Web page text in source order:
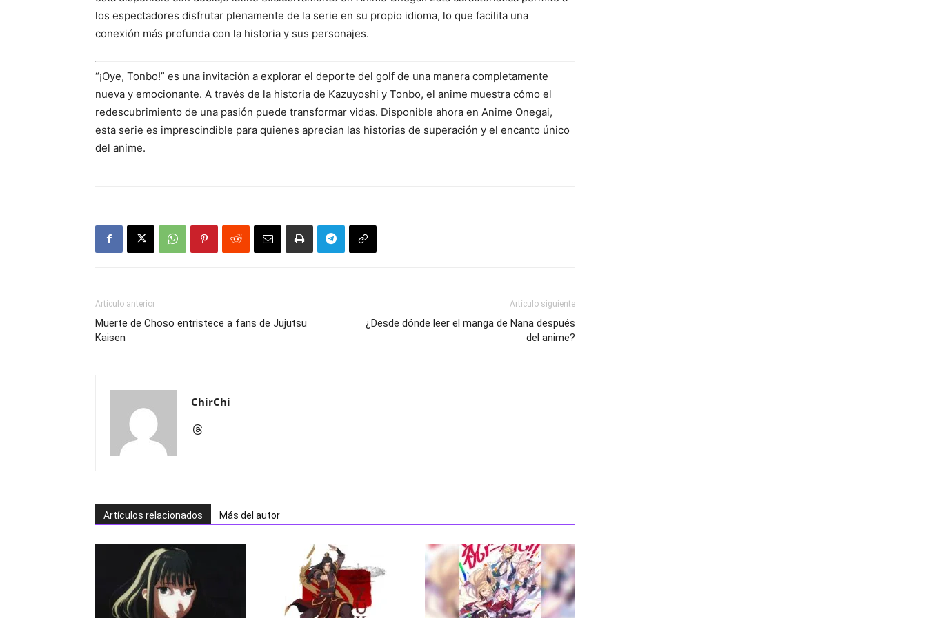
los espectadores disfrutar plenamente de la serie en su propio idioma, lo que facilita una
conexión más profunda con la historia y sus personajes.
“¡Oye, Tonbo!” es una invitación a explorar el deporte del golf de una manera completamente
nueva y emocionante. A través de la historia de Kazuyoshi y Tonbo, el anime muestra cómo el
redescubrimiento de una pasión puede transformar vidas. Disponible ahora en Anime Onegai,
esta serie es imprescindible para quienes aprecian las historias de superación y el encanto único
del anime.
Artículo anterior
Muerte de Choso entristece a fans de Jujutsu
Kaisen
Artículo siguiente
¿Desde dónde leer el manga de Nana después
del anime?
ChirChi
Artículos relacionados Más del autor